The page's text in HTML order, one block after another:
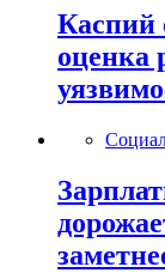
Каспий
оценка